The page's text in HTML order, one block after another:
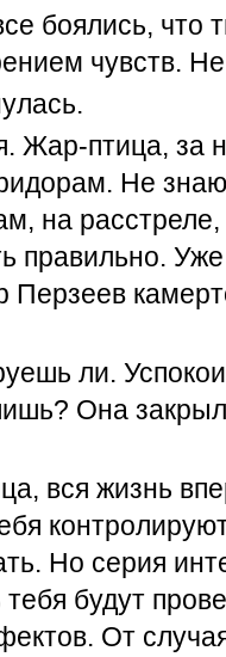
боялись, что
чувств.
птица, за
Не
на
правильно.
Перзеев
ли.
Она
вся жизнь
Но серия
будут
От